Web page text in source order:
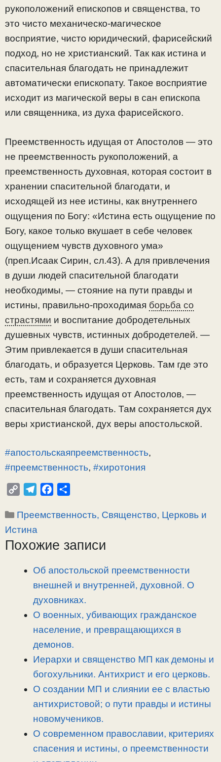
рукоположений епископов и священства, то
это чисто механическо-магическое
восприятие, чисто юридический, фарисейский
подход, но не христианский. Так как истина и
спасительная благодать не принадлежит
автоматически епископату. Такое восприятие
исходит из магической веры в сан епископа
или священника, из духа фарисейского.
Преемственность идущая от Апостолов — это
не преемственность рукоположений, а
преемственность духовная, которая состоит в
хранении спасительной благодати, и
исходящей из нее истины, как внутреннего
ощущения по Богу: «Истина есть ощущение по
Богу, какое только вкушает в себе человек
ощущением чувств духовного ума»
(преп.Исаак Сирин, сл.43). А для привлечения
в души людей спасительной благодати
необходимы, — стояние на пути правды и
истины, правильно-проходимая борьба со
страстями и воспитание добродетельных
душевных чувств, истинных добродетелей. —
Этим привлекается в души спасительная
благодать, и образуется Церковь. Там где это
есть, там и сохраняется духовная
преемственность идущая от Апостолов, —
спасительная благодать. Там сохраняется дух
веры христианской, дух веры апостольской.
#апостольскаяпреемственность,
#преемственность, #хиротония
p
y
L
l
g
a
c
b
п
а
Рубрики
Преемственность, Священство, Церковь и
Истина
Похожие записи
Об апостольской преемственности
внешней и внутренней, духовной. О
духовниках.
О военных, убивающих гражданское
население, и превращающихся в
демонов.
Иерархи и священство МП как демоны и
богохульники. Антихрист и его церковь.
О создании МП и слиянии ее с властью
антихристовой; о пути правды и истины
новомучеников.
О современном православии, критериях
спасения и истины, о преемственности